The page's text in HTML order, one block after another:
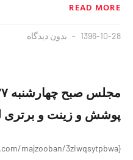
READ MORE
1396-10-28 بدون دیدگاه
پوشش و زینت و برتری